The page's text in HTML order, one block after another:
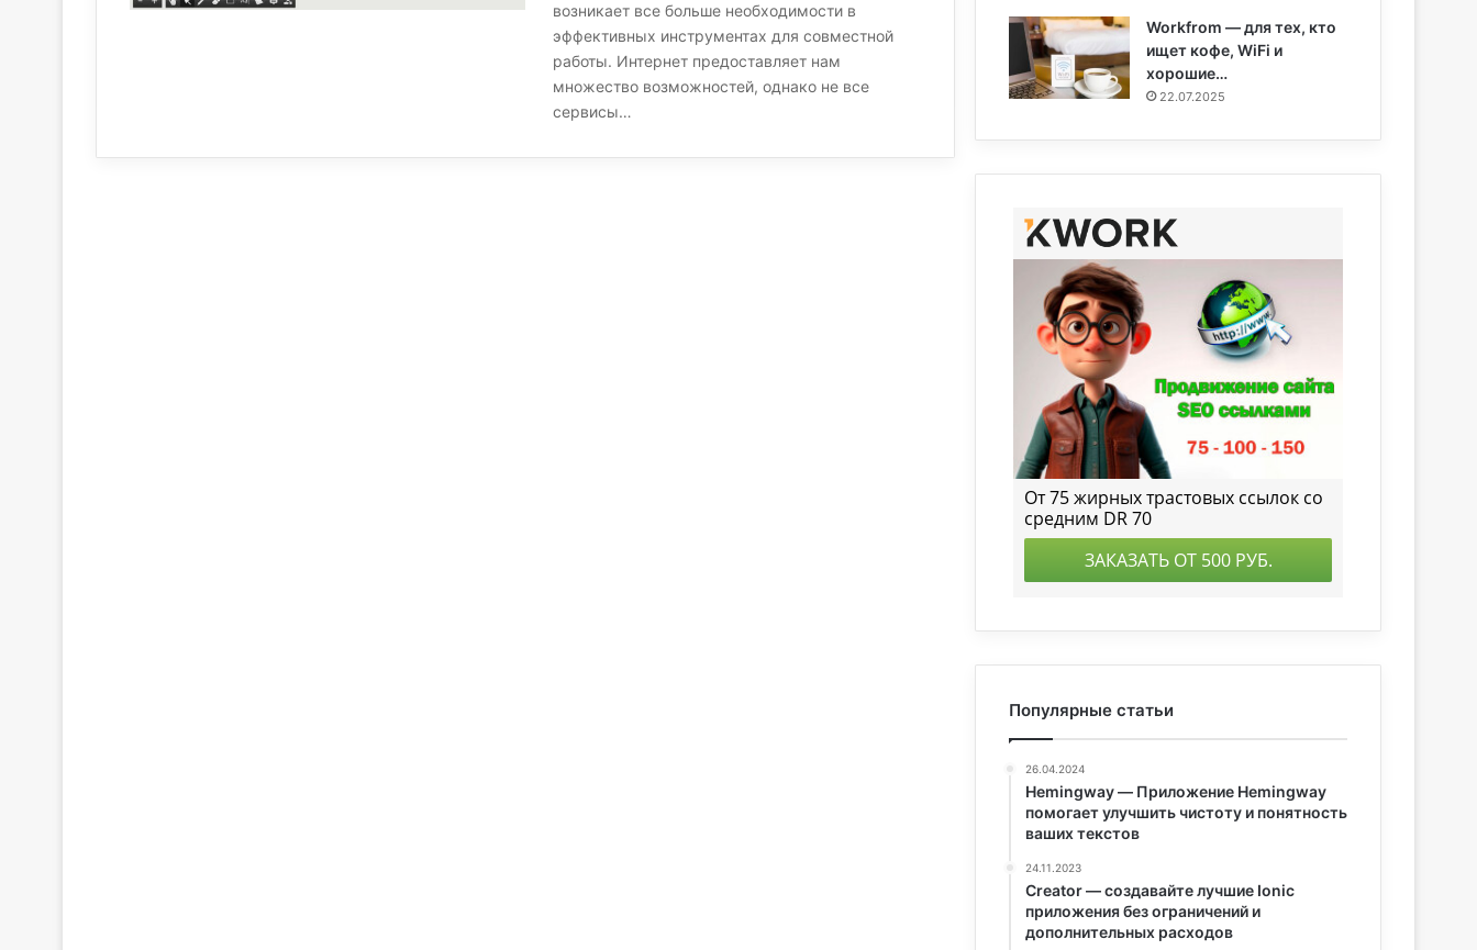
возникает все больше необходимости в
эффективных инструментах для совместной
работы. Интернет предоставляет нам
множество возможностей, однако не все
сервисы…
Workfrom — для тех, кто
ищет кофе, WiFi и
хорошие…
22.07.2025
Популярные статьи
26.04.2024
Hemingway — Приложение Hemingway
помогает улучшить чистоту и понятность
ваших текстов
24.11.2023
Creator — создавайте лучшие Ionic
приложения без ограничений и
дополнительных расходов